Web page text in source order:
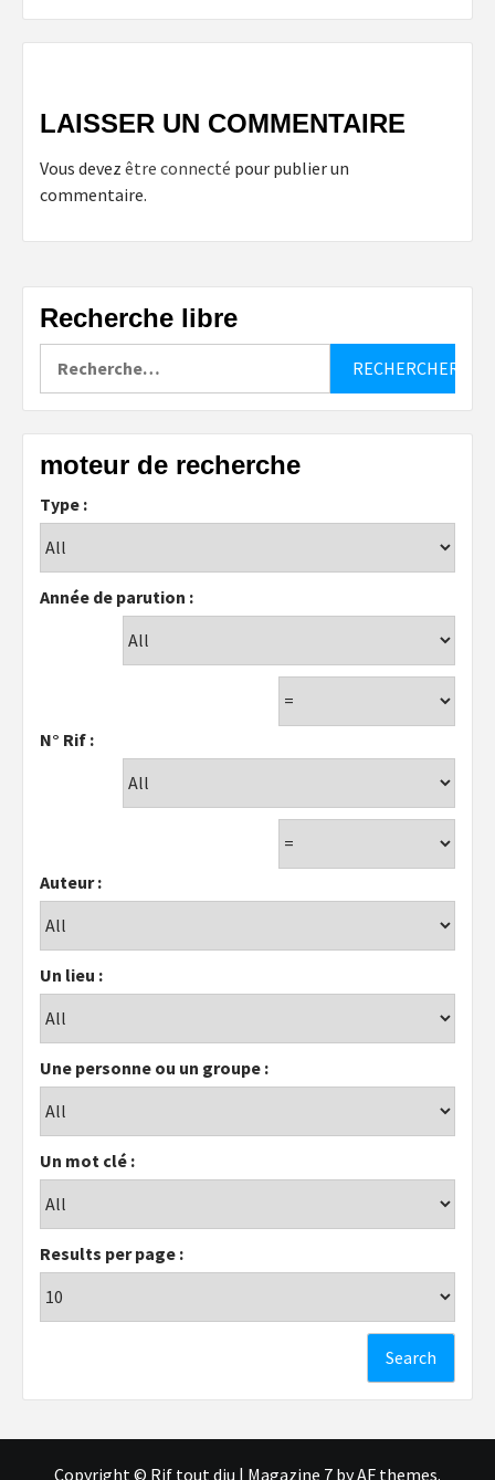
LAISSER UN COMMENTAIRE
Vous devez être connecté pour publier un
commentaire.
Recherche libre
moteur de recherche
Type :
Année de parution :
N° Rif :
Auteur :
Un lieu :
Une personne ou un groupe :
Un mot clé :
Results per page :
Copyright © Rif tout dju | Magazine 7 by AF themes.